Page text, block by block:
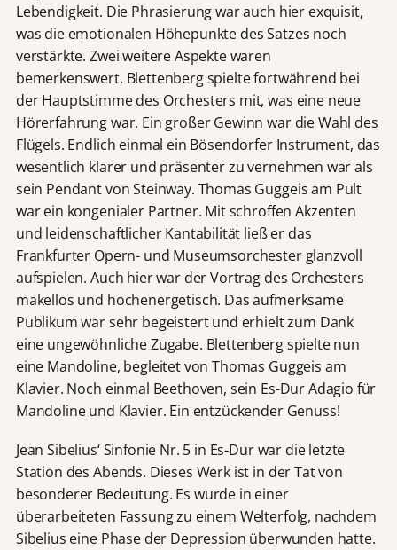
Lebendigkeit. Die Phrasierung war auch hier exquisit,
was die emotionalen Höhepunkte des Satzes noch
verstärkte. Zwei weitere Aspekte waren
bemerkenswert. Blettenberg spielte fortwährend bei
der Hauptstimme des Orchesters mit, was eine neue
Hörerfahrung war. Ein großer Gewinn war die Wahl des
Flügels. Endlich einmal ein Bösendorfer Instrument, das
wesentlich klarer und präsenter zu vernehmen war als
sein Pendant von Steinway. Thomas Guggeis am Pult
war ein kongenialer Partner. Mit schroffen Akzenten
und leidenschaftlicher Kantabilität ließ er das
Frankfurter Opern- und Museumsorchester glanzvoll
aufspielen. Auch hier war der Vortrag des Orchesters
makellos und hochenergetisch. Das aufmerksame
Publikum war sehr begeistert und erhielt zum Dank
eine ungewöhnliche Zugabe. Blettenberg spielte nun
eine Mandoline, begleitet von Thomas Guggeis am
Klavier. Noch einmal Beethoven, sein Es-Dur Adagio für
Mandoline und Klavier. Ein entzückender Genuss!
Jean Sibelius‘ Sinfonie Nr. 5 in Es-Dur war die letzte
Station des Abends. Dieses Werk ist in der Tat von
besonderer Bedeutung. Es wurde in einer
überarbeiteten Fassung zu einem Welterfolg, nachdem
Sibelius eine Phase der Depression überwunden hatte.